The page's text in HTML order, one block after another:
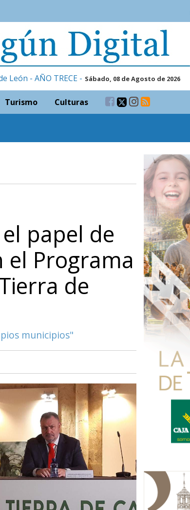
León - AÑO TRECE - Sábado, 08 de Agosto de 2026
Turismo Culturas
papel de
el Programa
de
municipios"